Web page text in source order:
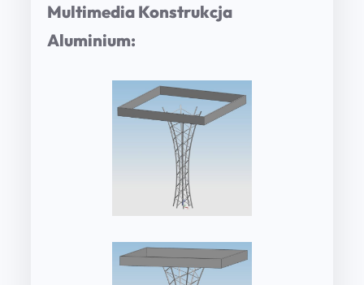
Multimedia Konstrukcja
Aluminium: